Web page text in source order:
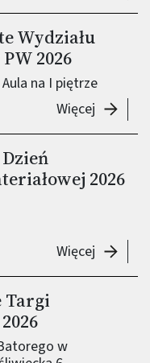
Wydziału
2026
na I piętrze
Więcej Drzwi
2026
Więcej
Targi
w